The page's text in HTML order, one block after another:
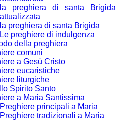
la preghiera di santa Brigida
attualizzata
la preghiera di santa Brigida
Le preghiere di indulgenza
della preghiera
comuni
a Gesù Cristo
eucaristiche
liturgiche
Spirito Santo
a Maria Santissima
Preghiere principali a Maria
Preghiere tradizionali a Maria